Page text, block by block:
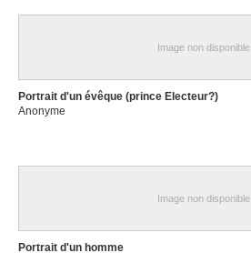
Image non disponible
Portrait d'un évêque (prince Electeur?)
Anonyme
Image non disponible
Portrait d'un homme